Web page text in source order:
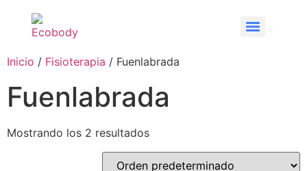
Inicio / Fisioterapia / Fuenlabrada
Fuenlabrada
Mostrando los 2 resultados